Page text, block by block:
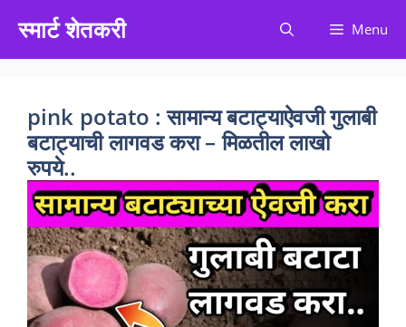
content
स्मार्ट शेतकरी Menu
pink potato : सामान्य बटाट्याऐवजी गुलाबी
बटाट्याची लागवड करा – मिळतील लाखो
रुपये..